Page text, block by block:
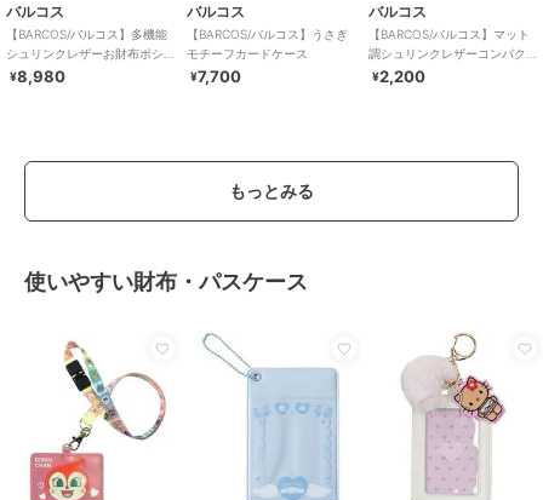
バルコス
【BARCOS/バルコス】多機能
シュリンクレザーお財布ポシ
ェット
¥8,980
バルコス
【BARCOS/バルコス】うさぎ
モチーフカードケース
¥7,700
バルコス
【BARCOS/バルコス】マット
調シュリンクレザーコンパク
トカードケース
¥2,200
もっとみる
使いやすい財布・パスケース